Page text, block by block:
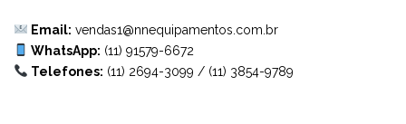
Email: vendas1@nnequipamentos.com.br
WhatsApp: (11) 91579-6672
Telefones: (11) 2694-3099 / (11) 3854-9789